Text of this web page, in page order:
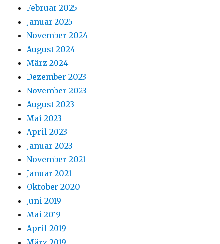
Februar 2025
Januar 2025
November 2024
August 2024
März 2024
Dezember 2023
November 2023
August 2023
Mai 2023
April 2023
Januar 2023
November 2021
Januar 2021
Oktober 2020
Juni 2019
Mai 2019
April 2019